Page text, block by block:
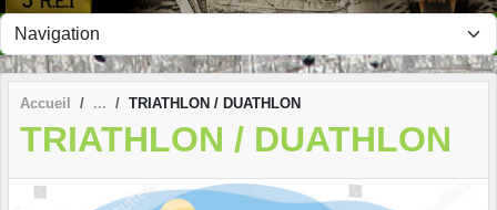
Accueil TRIATHLON / DUATHLON
TRIATHLON / DUATHLON